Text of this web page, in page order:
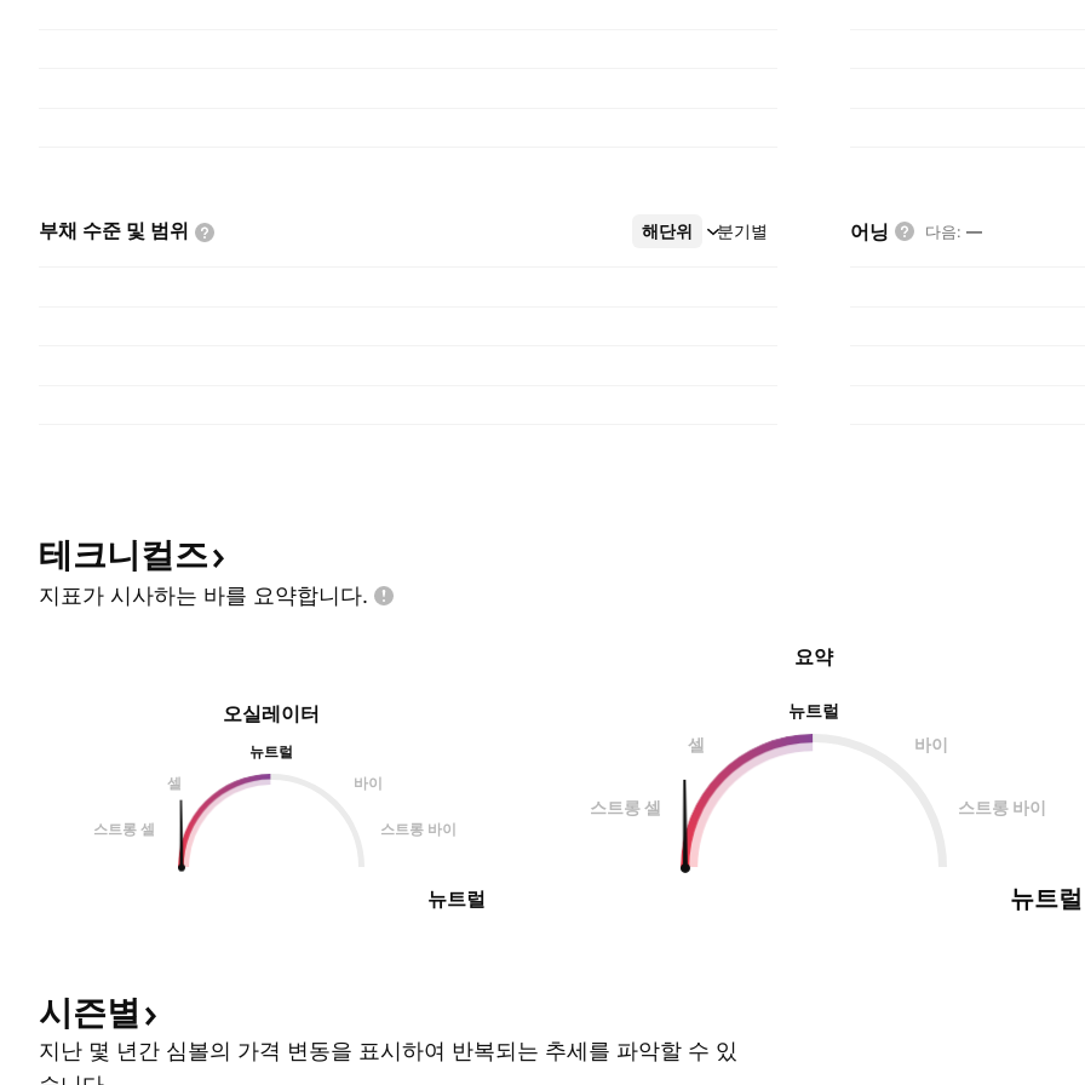
부채 수준 및 범위 해단위 분기별
더보기 어닝 다음: —
테크니컬즈
지표가 시사하는 바를 요약합니다.
오실레이터
뉴트럴
셀
바이
스트롱 셀 스트롱 바이
뉴트럴
요약
뉴트럴
셀
바이
스트롱 셀 스트롱 바이
뉴트럴
시즌별
지난 몇 년간 심볼의 가격 변동을 표시하여 반복되는 추세를 파악할 수 있